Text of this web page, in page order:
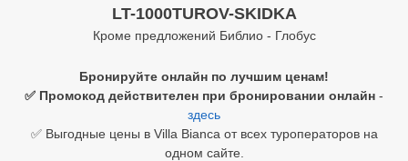
LT-1000TUROV-SKIDKA
Кроме предложений Библио - Глобус
Бронируйте онлайн по лучшим ценам!
✅ Промокод действителен при бронировании онлайн -
здесь
✅ Выгодные цены в Villa Bianca от всех туроператоров на
одном сайте.
Подборки отелей
Таиланд
ОАЭ